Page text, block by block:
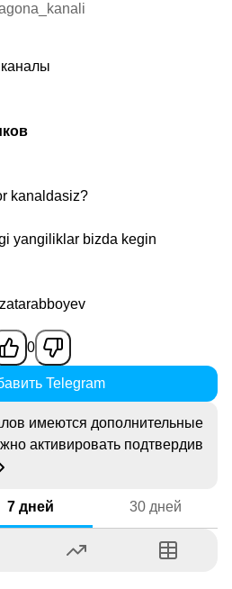
kanaldasiz?
yangiliklar bizda kegin
0
Telegram
имеются дополнительные
активировать подтвердив
7 дней 30 дней